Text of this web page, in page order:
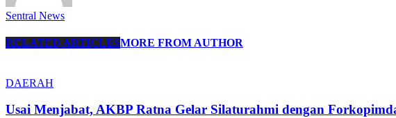
Sentral News
RELATED ARTICLESMORE FROM AUTHOR
DAERAH
Usai Menjabat, AKBP Ratna Gelar Silaturahmi dengan